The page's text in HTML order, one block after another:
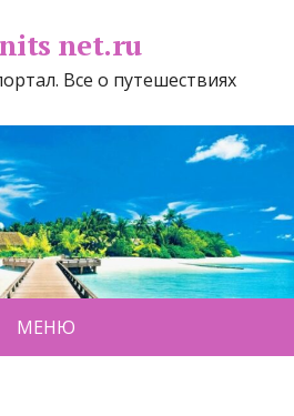
net.ru
Все о путешествиях
МЕНЮ